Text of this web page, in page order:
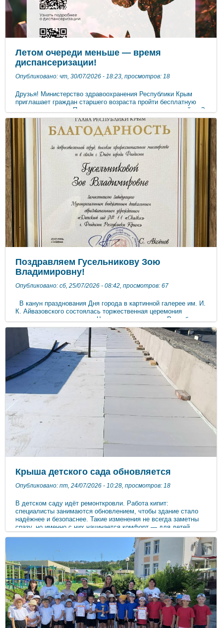
Летом очереди меньше — время
диспансеризации!
Опубликовано: чт, 30/07/2026 - 18:23, просмотров: 18
Друзья! Министерство здравоохранения Республики Крым
приглашает граждан старшего возраста пройти бесплатную
диспансеризацию. Почему это важно сделать именно сейчас?
- В поликлиниках летом меньше народа — пройдёте всех
врачей быстро, без очередей - Многие дорогостоящие
исследования теперь доступны бесплатно по полису ОМС -
Обследование помогает выявить болезни на ранних стадиях,
когда лечение наиболее эффективно - В тёплую погоду ниже
риск заразиться ОРВИ и гриппом при посещении
медучреждений «Чтобы сил хватило на весь дачный сезон —
пройдите диспансеризацию!» Записаться можно: - на портале
«Госуслуги» - по телефону 122 - лично в поликлинике по
месту прикрепления Здоровье сегодня = планы на завтра!
Пусть лето будет в радость, а не в заботы о здоровье.
Позаботьтесь о себе — запишитесь на диспансеризацию уже
сегодня!
Поздравляем Гусельникову Зою
Владимировну!
Опубликовано: сб, 25/07/2026 - 08:42, просмотров: 67
В канун празднования Дня города в картинной галерее им. И.
К. Айвазовского состоялась торжественная церемония
вручения знаков отличия «Человек года», наград Республики
Крым, Феодосийского горсовета и Администрации города
Феодосии. Благодарностью Главы Республики Крым была
поощрена Гусельникова Зоя Владимировна. От души
поздравляю с получением благодарности. Это признание
усилий, характера и настойчивости, которые не остались
незамеченными. Пусть этот успех укрепит веру в себя и
придаст сил для новых шагов. Желаем ясных целей,
стабильности, поддержки коллектива и радости от каждого
достигнутого результата, а благодарность станет добрым
знаком будущих побед!
Крыша детского сада обновляется
Опубликовано: пт, 24/07/2026 - 10:28, просмотров: 18
В детском саду идёт ремонткровли. Работа кипит:
специалисты занимаются обновлением, чтобы здание стало
надёжнее и безопаснее. Такие изменения не всегда заметны
сразу, но именно с них начинается комфорт — для детей,